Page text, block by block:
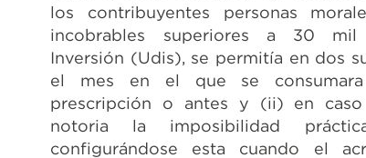
los contribuyentes personas
incobrables superiores a 30 mil
Inversión (Udis), se permitía en dos
el mes en el que se
prescripción o antes y (ii) en
notoria la imposibilidad
configurándose esta cuando el